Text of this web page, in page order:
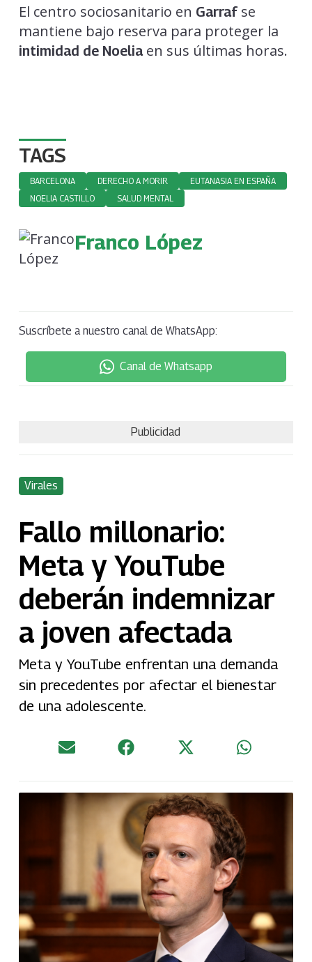
El centro sociosanitario en Garrafse
mantiene bajo reserva para proteger la
intimidad de Noeliaen sus últimas horas.
TAGS
BARCELONA DERECHO A MORIR
EUTANASIA EN ESPAÑA
NOELIA CASTILLO
SALUD MENTAL
Franco López
Suscríbete a nuestro canal de WhatsApp:
Canal de Whatsapp
Publicidad
Virales
Fallo millonario:
Meta y YouTube
deberán indemnizar
a joven afectada
Meta y YouTube enfrentan una demanda
sin precedentes por afectar el bienestar
de una adolescente.